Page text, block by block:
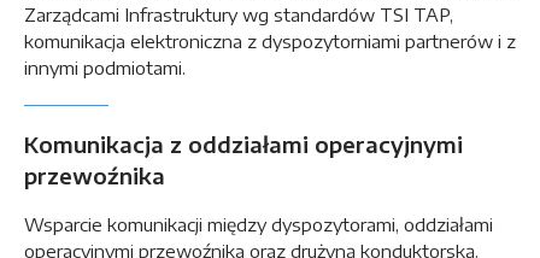
Zarządcami Infrastruktury wg standardów TSI TAP,
komunikacja elektroniczna z dyspozytorniami partnerów i z
innymi podmiotami.
Komunikacja z oddziałami operacyjnymi
przewoźnika
Wsparcie komunikacji między dyspozytorami, oddziałami
operacyjnymi przewoźnika oraz drużyną konduktorską.